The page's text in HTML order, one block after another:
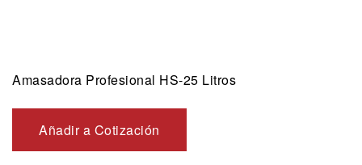
Amasadora Profesional HS-25 Litros
Añadir a Cotización